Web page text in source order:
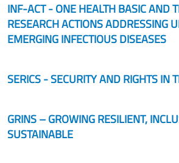
INF-ACT - ONE HEALTH BASIC AND
RESEARCH ACTIONS ADDRESSING
EMERGING INFECTIOUS DISEASES
SERICS - SECURITY AND RIGHTS IN
GRINS – GROWING RESILIENT,
SUSTAINABLE